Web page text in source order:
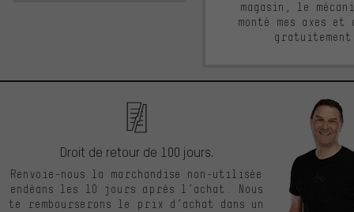
magasin, le
monté mes axes et
Droit de retour de 100 jours.
Renvoie-nous la marchandise non-utilisée
endéans les 10 jours après l’achat. Nous
te rembourserons le prix d’achat dans un